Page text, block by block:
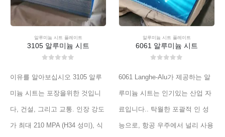
알루미늄 시트 플레이트
3105 알루미늄 시트
이유를 알아보십시오 3105 알루
미늄 시트는 포장을위한 것입니
다, 건설, 그리고 교통. 인장 강도
가 최대 210 MPA (H34 성미), 식
알루미늄 시트 플레이트
6061 알루미늄 시트
6061 Langhe-Alu가 제공하는 알
루미늄 시트는 인기있는 산업 자
료입니다.. 탁월한 포괄적 인 성
능으로, 항공 우주에서 널리 사용